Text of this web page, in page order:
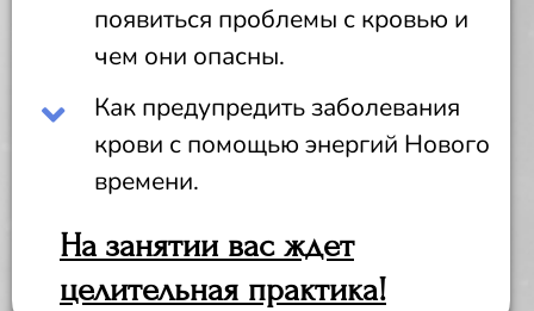
появиться проблемы с кровью и
чем они опасны.
Как предупредить заболевания
крови с помощью энергий Нового
времени.
На занятии вас ждет
целительная практика!